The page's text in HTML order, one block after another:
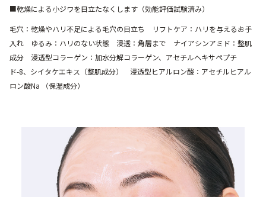
■乾燥による小ジワを目立たなくします（効能評価試験済み）
毛穴：乾燥やハリ不足による毛穴の目立ち リフトケア：ハリを与えるお手
入れ ゆるみ：ハリのない状態 浸透：角層まで ナイアシンアミド：整肌
成分 浸透型コラーゲン：加水分解コラーゲン、アセチルヘキサペプチ
ド-8、シイタケエキス（整肌成分） 浸透型ヒアルロン酸：アセチルヒアル
ロン酸Na （保湿成分）